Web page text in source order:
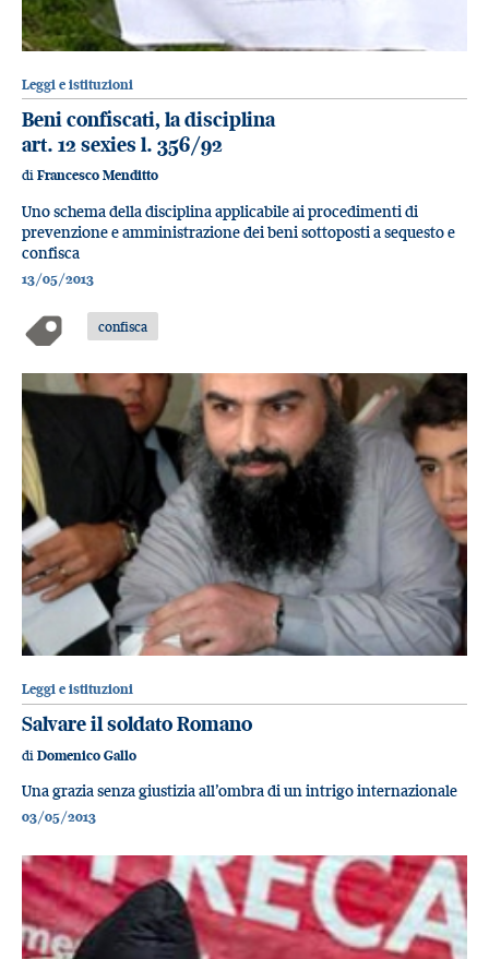
Leggi e istituzioni
Beni confiscati, la disciplina
art. 12 sexies l. 356/92
di Francesco Menditto
Uno schema della disciplina applicabile ai procedimenti di
prevenzione e amministrazione dei beni sottoposti a sequesto e
confisca
13/05/2013
confisca
Leggi e istituzioni
Salvare il soldato Romano
di Domenico Gallo
Una grazia senza giustizia all’ombra di un intrigo internazionale
03/05/2013